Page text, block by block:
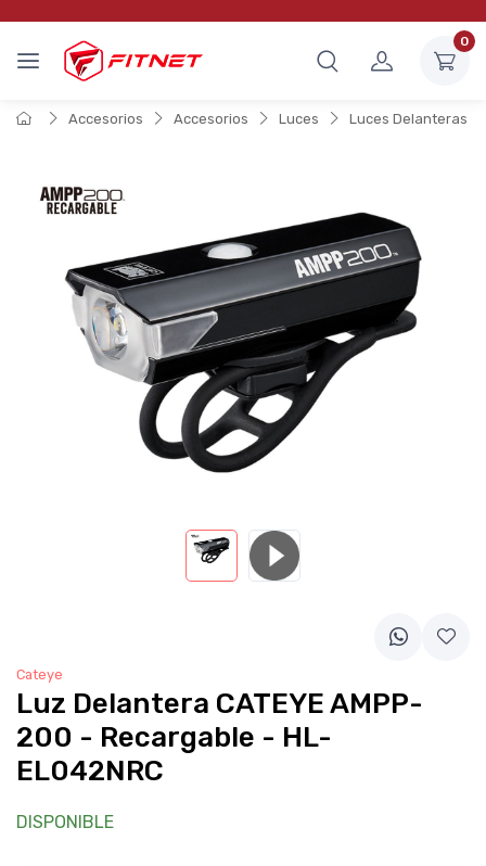
0
Accesorios Accesorios Luces Luces Delanteras
Cateye
Luz Delantera CATEYE AMPP-
200 - Recargable - HL-
EL042NRC
DISPONIBLE